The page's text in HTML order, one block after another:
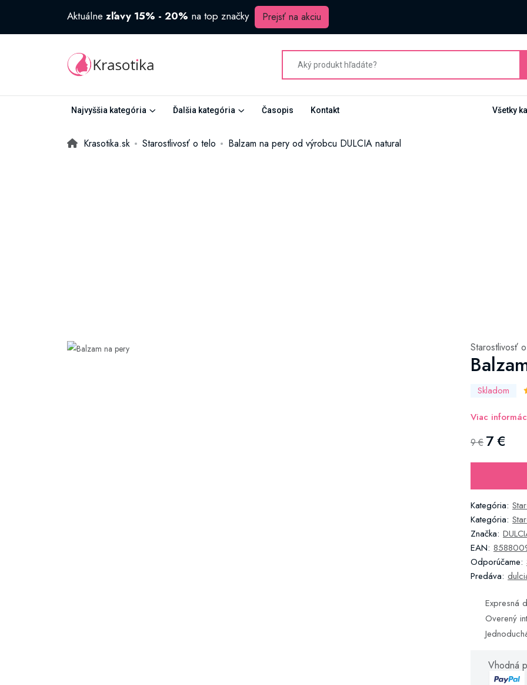
Aktuálne zľavy 15% - 20% na top značky Prejsť na akciu
Najvyššia kategória Ďalšia kategória Časopis Kontakt Všetky
Krasotika.sk Starostlivosť o telo Balzam na pery od výrobcu DULCIA natural
Starostlivosť
Skladom
Viac
9 € 7 €
Kategória:
Kategória:
Značka:
EAN:
Odporúčame:
Predáva:
Expresná
Overený
Vhodná